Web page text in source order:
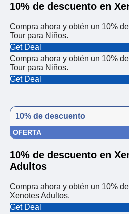
10% de descuento en
Compra ahora y obtén un 10%
Tour para Niños.
Get Deal
Compra ahora y obtén un 10%
Tour para Niños.
Get Deal
10% de descuento
OFERTA
10% de descuento en
Adultos
Compra ahora y obtén un 10%
Xenotes Adultos.
Get Deal